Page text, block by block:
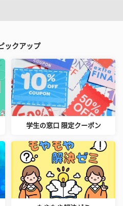
ックアップ
学生の窓口 限定クーポン